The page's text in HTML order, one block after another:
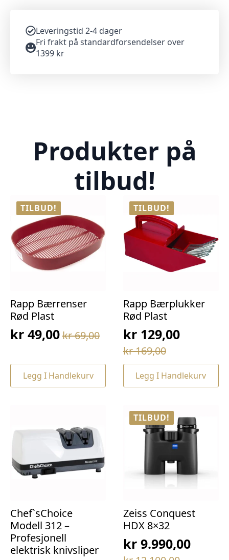
Leveringstid 2-4 dager
Fri frakt på standardforsendelser over
1399 kr
Produkter på
tilbud!
TILBUD!
Rapp Bærrenser
Rød Plast
kr69,00
Opprinnelig
var:
kr 69,00.
kr 49,00
Nåværende
er:
kr 49,00.
Legg I Handlekurv
TILBUD!
Rapp Bærplukker
Rød Plast
kr169,00
Opprinnelig
pris
var:
kr129,00
Nåværende
pris
er:Legg I Handlekurv
Chef`sChoice
Modell 312 –
Profesjonell
elektrisk knivsliper
TILBUD!
Zeiss Conquest
HDX 8×32
kr9.990,00